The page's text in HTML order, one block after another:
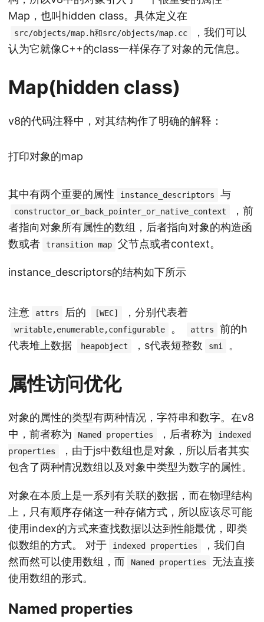
Map，也叫hidden class。具体定义在
src/objects/map.h和src/objects/map.cc
，我们可以
认为它就像C++的class一样保存了对象的元信息。
Map(hidden class)
v8的代码注释中，对其结构作了明确的解释：
打印对象的map
其中有两个重要的属性 instance_descriptors 与
constructor_or_back_pointer_or_native_context
，前
者指向对象所有属性的数组，后者指向对象的构造函
数或者
transition map 父节点或者context。
instance_descriptors的结构如下所示
注意 attrs 后的 [WEC] ，分别代表着
writable,enumerable,configurable 。 attrs
前的h
代表堆上数据
heapobject ，s代表短整数 smi 。
属性访问优化
对象的属性的类型有两种情况，字符串和数字。在v8
中，前者称为
Named properties ，后者称为
indexed
properties
，由于js中数组也是对象，所以后者其实
包含了两种情况数组以及对象中类型为数字的属性。
对象在本质上是一系列有关联的数据，而在物理结构
上，只有顺序存储这一种存储方式，所以应该尽可能
使用index的方式来查找数据以达到性能最优，即类
似数组的方式。 对于
indexed properties
，我们自
然而然可以使用数组，而
Named properties
无法直接
使用数组的形式。
Named properties